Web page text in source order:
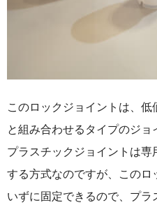
このロックジョイントは、低
と組み合わせるタイプのジョ
プラスチックジョイントは
する方式なのですが、このロ
いずに固定できるので、プ